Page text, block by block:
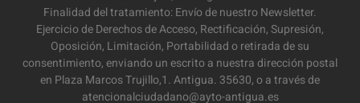
Finalidad del tratamiento: Envío de nuestro Newsletter.
Ejercicio de Derechos de Acceso, Rectificación, Supresión,
Oposición, Limitación, Portabilidad o retirada de su
consentimiento, enviando un escrito a nuestra dirección postal
en Plaza Marcos Trujillo,1. Antigua. 35630, o a través de
atencionalciudadano@ayto-antigua.es